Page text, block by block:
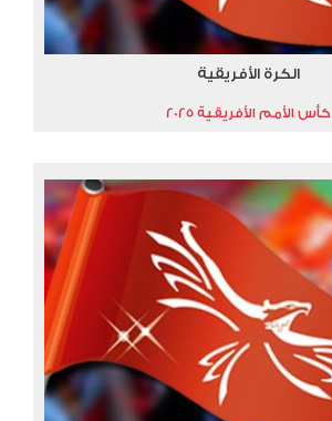
الكرة الأفريقية
كأس الأمم الأفريقية 2025